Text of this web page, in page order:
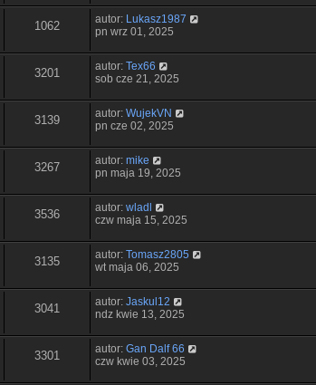
1062 autor: Lukasz1987
pn wrz 01, 2025
3201 autor:Tex66
sob cze 21, 2025
3139 autor:WujekVN
pn cze 02, 2025
3267 autor:mike
pn maja 19, 2025
3536 autor:wladl
czw maja 15, 2025
3135 autor:Tomasz2805
wt maja 06, 2025
3041 autor:Jaskul12
ndz kwie 13, 2025
3301 autor:Gan Dalf 66
czw kwie 03, 2025